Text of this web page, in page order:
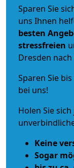
Sparen Sie
uns Ihnen
besten
stressfreien
Dresden
Sparen Sie
bei uns!
Holen Sie
Keine
Sogar